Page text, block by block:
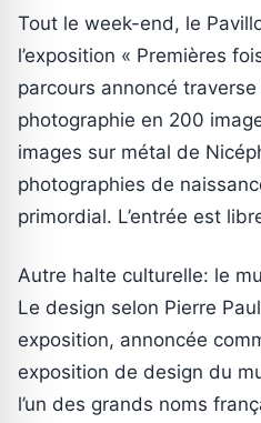
Tout le week-end, le
l’exposition « Premières
parcours annoncé
photographie en 200
images sur métal de
photographies de
primordial. L’entrée est
Autre halte culturelle: le
Le design selon Pierre
exposition, annoncée
exposition de design du
l’un des grands noms